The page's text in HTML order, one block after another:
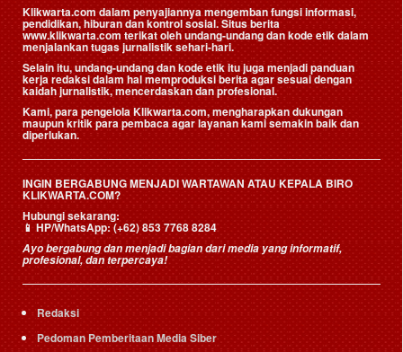
Klikwarta.com dalam penyajiannya mengemban fungsi informasi,
pendidikan, hiburan dan kontrol sosial. Situs berita
www.klikwarta.com terikat oleh undang-undang dan kode etik dalam
menjalankan tugas jurnalistik sehari-hari.
Selain itu, undang-undang dan kode etik itu juga menjadi panduan
kerja redaksi dalam hal memproduksi berita agar sesuai dengan
kaidah jurnalistik, mencerdaskan dan profesional.
Kami, para pengelola Klikwarta.com, mengharapkan dukungan
maupun kritik para pembaca agar layanan kami semakin baik dan
diperlukan.
INGIN BERGABUNG MENJADI WARTAWAN ATAU KEPALA BIRO
KLIKWARTA.COM?
Hubungi sekarang:
📱HP/WhatsApp:(+62) 853 7768 8284
Ayo bergabung dan menjadi bagian dari media yang informatif,
profesional, dan terpercaya!
Redaksi
Pedoman Pemberitaan Media Siber